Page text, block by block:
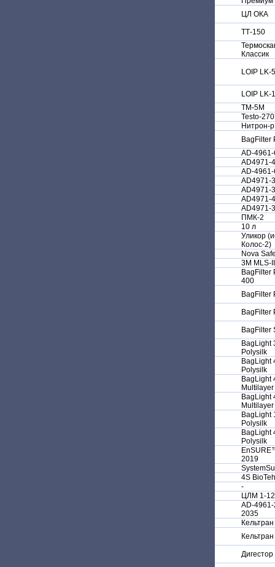
ЦЛ ОКА
ТТ-150
Классик
LOIP LK-
LOIP LK-
ТМ-5М
Testo-270
Нитрон-
BagFilter
AD-
AD4971-
AD-
AD4971-
AD4971-
AD4971-
AD4971-
ПМК-2
10 л
Уликор
Колос-2)
Nova
3M MLS-II
BagFilter
400
BagFilter
BagFilter
BagFilter
BagLight
Polysilk
BagLight
Polysilk
BagLight
Multilayer
BagLight
BagLight
Polysilk
BagLight
Polysilk
2019
4S BioTeh
-
ЦЛМ 1-12
AD-
2035
Кельтран
Кельтран
Дигестор